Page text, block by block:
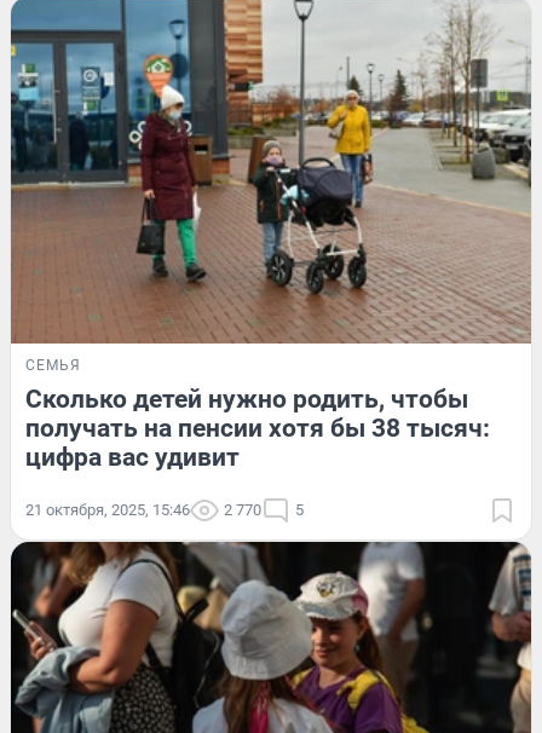
СЕМЬЯ
Сколько детей нужно родить, чтобы
получать на пенсии хотя бы 38 тысяч:
цифра вас удивит
21 октября, 2025, 15:46 2 770 5